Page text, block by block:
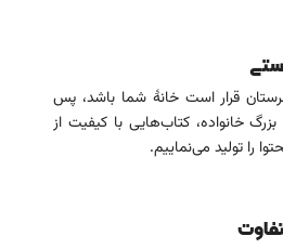
قرار است خانۀ شما باشد، پس
خانواده، کتاب‌هایی با کیفیت از
را تولید می‌نماییم.